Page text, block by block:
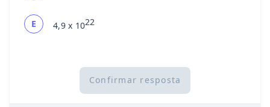
E 4,9 x 1022
Confirmar resposta